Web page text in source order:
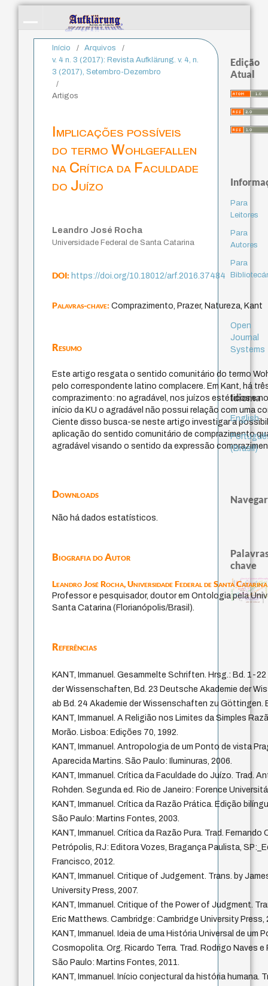
Início / Arquivos
/
v. 4 n. 3 (2017): Revista Aufklärung. v. 4, n.
3 (2017), Setembro-Dezembro
/
Artigos
Implicações possíveis
do termo Wohlgefallen
na Crítica da Faculdade
do Juízo
Leandro José Rocha
Universidade Federal de Santa Catarina
DOI:https://doi.org/10.18012/arf.2016.37484
Palavras-chave:Comprazimento, Prazer, Natureza, Kant
Resumo
Este artigo resgata o sentido comunitário do termo
pelo correspondente latino complacere. Em Kant, há
comprazimento: no agradável, nos juízos estéticos e
início da KU o agradável não possui relação com uma
Ciente disso busca-se neste artigo investigar a
aplicação do sentido comunitário de comprazimento
agradável visando o sentido da expressão
Downloads
Não há dados estatísticos.
Biografia do Autor
Leandro José Rocha,Universidade Federal de Santa Catarina
Professor e pesquisador, doutor em Ontologia pela
Santa Catarina (Florianópolis/Brasil).
Referências
KANT, Immanuel. Gesammelte Schriften. Hrsg.: Bd. 1-
der Wissenschaften, Bd. 23 Deutsche Akademie der
ab Bd. 24 Akademie der Wissenschaften zu Göttingen.
KANT, Immanuel. A Religião nos Limites da Simples
Morão. Lisboa: Edições 70, 1992.
KANT, Immanuel. Antropologia de um Ponto de vista
Aparecida Martins. São Paulo: Iluminuras, 2006.
KANT, Immanuel. Crítica da Faculdade do Juízo. Trad.
Rohden. Segunda ed. Rio de Janeiro: Forence
KANT, Immanuel. Crítica da Razão Prática. Edição
São Paulo: Martins Fontes, 2003.
KANT, Immanuel. Crítica da Razão Pura. Trad.
Petrópolis, RJ: Editora Vozes, Bragança Paulista,
Francisco, 2012.
KANT, Immanuel. Critique of Judgement. Trans. by
University Press, 2007.
KANT, Immanuel. Critique of the Power of Judgment.
Eric Matthews. Cambridge: Cambridge University Press,
KANT, Immanuel. Ideia de uma História Universal de um
Cosmopolita. Org. Ricardo Terra. Trad. Rodrigo Naves e
São Paulo: Martins Fontes, 2011.
KANT, Immanuel. Início conjectural da história humana.
Edição
Atual
Para
Leitores
Para
Autores
Para
Open
Journal
Systems
Idioma
English
(Brasil)
Navegar
chave
fundamentalismo
jacobi
protágoras
experiência temporal
metafísica do tempo
género
idade
intolerância
history of philosophy
classical german philosophy
homem-medida
j.c.m. neto
palavra
perdón
leyes
violencia
logos
direito romano
lei
desejo
papel da lei não maleficência
bataille mind
animais
arte de educar